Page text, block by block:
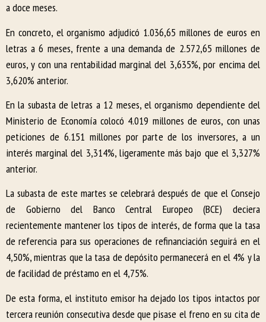
a doce meses.
En concreto, el organismo adjudicó 1.036,65 millones de euros en
letras a 6 meses, frente a una demanda de 2.572,65 millones de
euros, y con una rentabilidad marginal del 3,635%, por encima del
3,620% anterior.
En la subasta de letras a 12 meses, el organismo dependiente del
Ministerio de Economía colocó 4.019 millones de euros, con unas
peticiones de 6.151 millones por parte de los inversores, a un
interés marginal del 3,314%, ligeramente más bajo que el 3,327%
anterior.
La subasta de este martes se celebrará después de que el Consejo
de Gobierno del Banco Central Europeo (BCE) deciera
recientemente mantener los tipos de interés, de forma que la tasa
de referencia para sus operaciones de refinanciación seguirá en el
4,50%, mientras que la tasa de depósito permanecerá en el 4% y la
de facilidad de préstamo en el 4,75%.
De esta forma, el instituto emisor ha dejado los tipos intactos por
tercera reunión consecutiva desde que pisase el freno en su cita de